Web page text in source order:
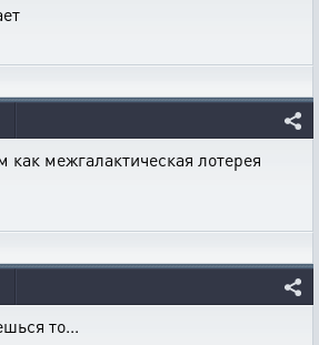
как межгалактическая лотерея
то...